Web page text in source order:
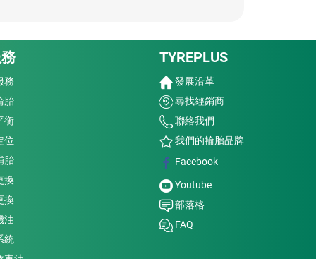
務
胎
衡
位
胎
換
換
油
統
TYREPLUS
發展沿革
尋找經銷商
聯絡我們
我們的輪胎品牌
Facebook
Youtube
部落格
FAQ